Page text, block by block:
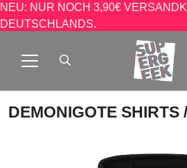
NEU: NUR NOCH 3,90€
DEUTSCHLANDS.
DEMONIGOTE SHIRTS